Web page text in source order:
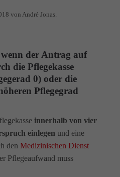
von André Jonas.
der Antrag auf
die Pflegekasse
0) oder die
Pflegegrad
innerhalb von vier
einlegen und eine
den Medizinischen Dienst
Pflegeaufwand muss